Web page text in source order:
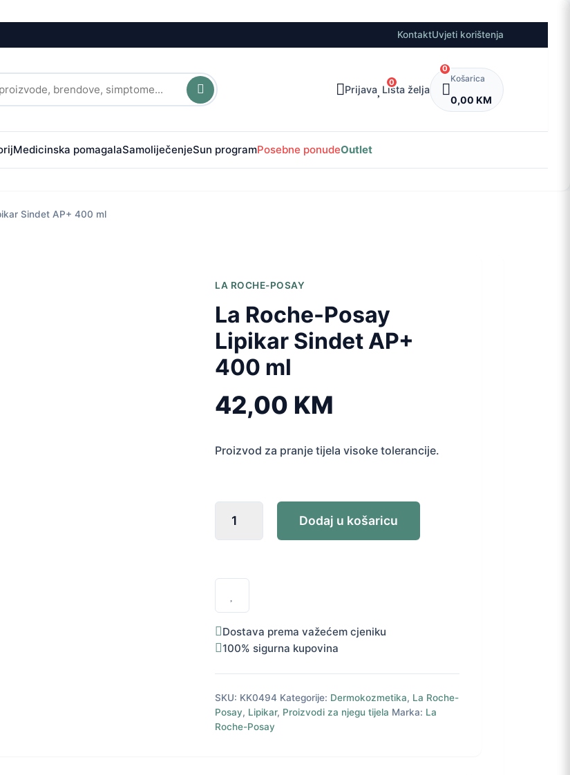
KontaktUvjeti korištenja
Prijava
0
Lista želja
0
Košarica
0,00 KM
Medicinska pomagalaSamoliječenjeSun programPosebne ponudeOutlet
Sindet AP+ 400 ml
LA ROCHE-POSAY
La Roche-Posay
Lipikar Sindet AP+
400 ml
42,00 KM
Proizvod za pranje tijela visoke tolerancije.
Roche-
Posay
AP+
400
ml
količina
Dodaj u košaricu
Dostava prema važećem cjeniku
100% sigurna kupovina
SKU: KK0494 Kategorije: Dermokozmetika, La Roche-
Posay, Lipikar, Proizvodi za njegu tijela Marka: La
Roche-Posay